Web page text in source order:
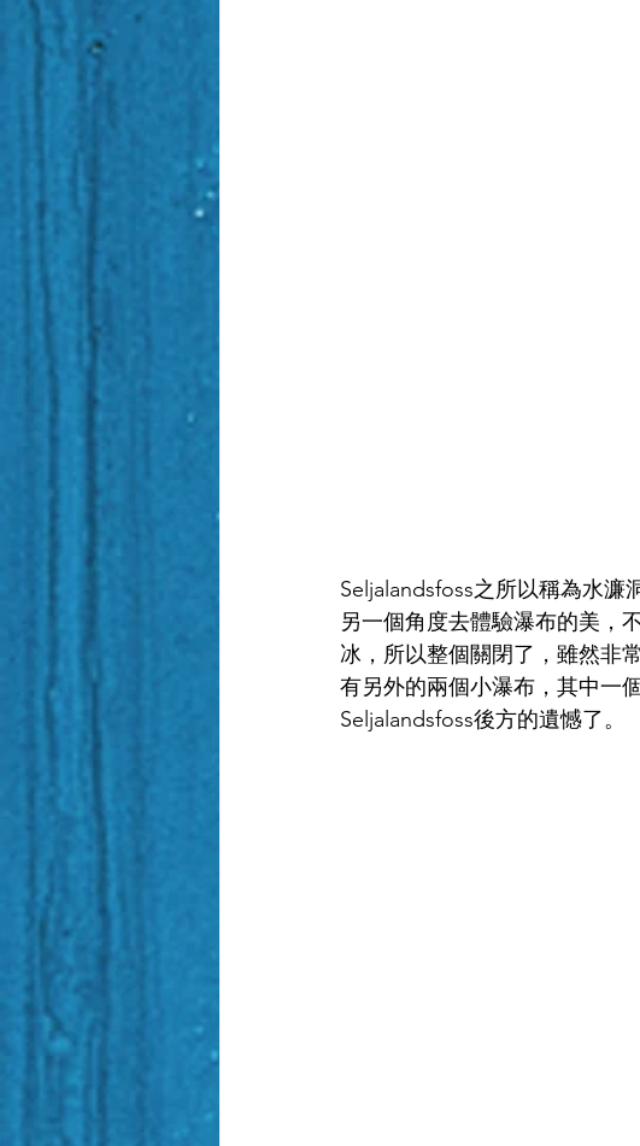
Seljalandsfoss之所以稱為水
另一個角度去體驗瀑布的美，
冰，所以整個關閉了，雖然非
有另外的兩個小瀑布，其中一
Seljalandsfoss後方的遺憾了。